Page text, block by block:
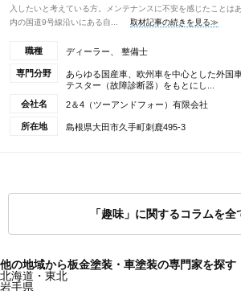
入したいと考えている方。メンテナンスに不安を感じたこと
内の国道9号線沿いにある自...
取材記事の続きを見る≫
職種 ディーラー、 整備士
専門分野
あらゆる国産車、欧州車を中心とした外国
テスター（故障診断器）をもとにし...
会社名
2＆4（ツーアンドフォー）有限会社
所在地 島根県大田市久手町刺鹿495-3
「趣味」に関するコラムを全
他の地域から板金塗装・車塗装の専門家を探す
北海道・東北
岩手県